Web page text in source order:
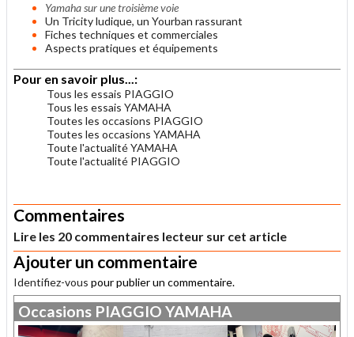
Yamaha sur une troisième voie
Un Tricity ludique, un Yourban rassurant
Fiches techniques et commerciales
Aspects pratiques et équipements
Pour en savoir plus...:
Tous les essais PIAGGIO
Tous les essais YAMAHA
Toutes les occasions PIAGGIO
Toutes les occasions YAMAHA
Toute l'actualité YAMAHA
Toute l'actualité PIAGGIO
Commentaires
Lire les 20 commentaires lecteur sur cet article
Ajouter un commentaire
Identifiez-vous pour publier un commentaire.
Occasions PIAGGIO YAMAHA